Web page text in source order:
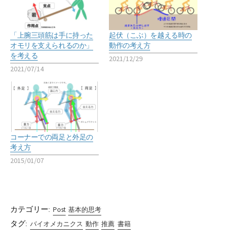
「上腕三頭筋は手に持った
オモリを支えられるのか」
を考える
2021/07/14
起伏（こぶ）を越える時の
動作の考え方
2021/12/29
コーナーでの両足と外足の
考え方
2015/01/07
カテゴリー: Post 基本的思考
タグ: バイオメカニクス 動作 推薦 書籍